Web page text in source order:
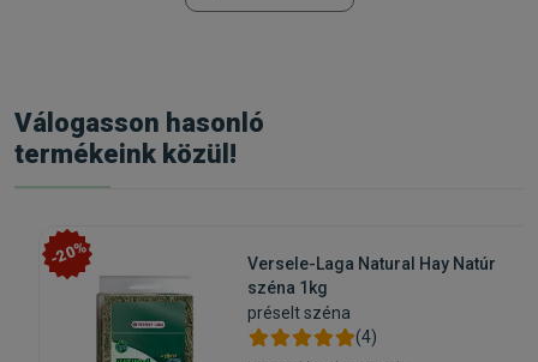
Válogasson hasonló
termékeink közül!
-20%
Versele-Laga Natural Hay Natúr
széna 1kg
préselt széna
(4)